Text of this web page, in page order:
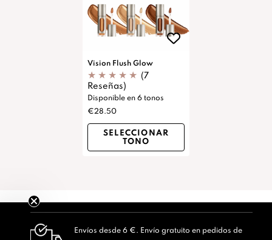
Vision Flush Glow
(7
Reseñas)
Disponible en 6 tonos
€28.50
SELECCIONAR
TONO
Envíos desde 6 €. Envío gratuito en pedidos de